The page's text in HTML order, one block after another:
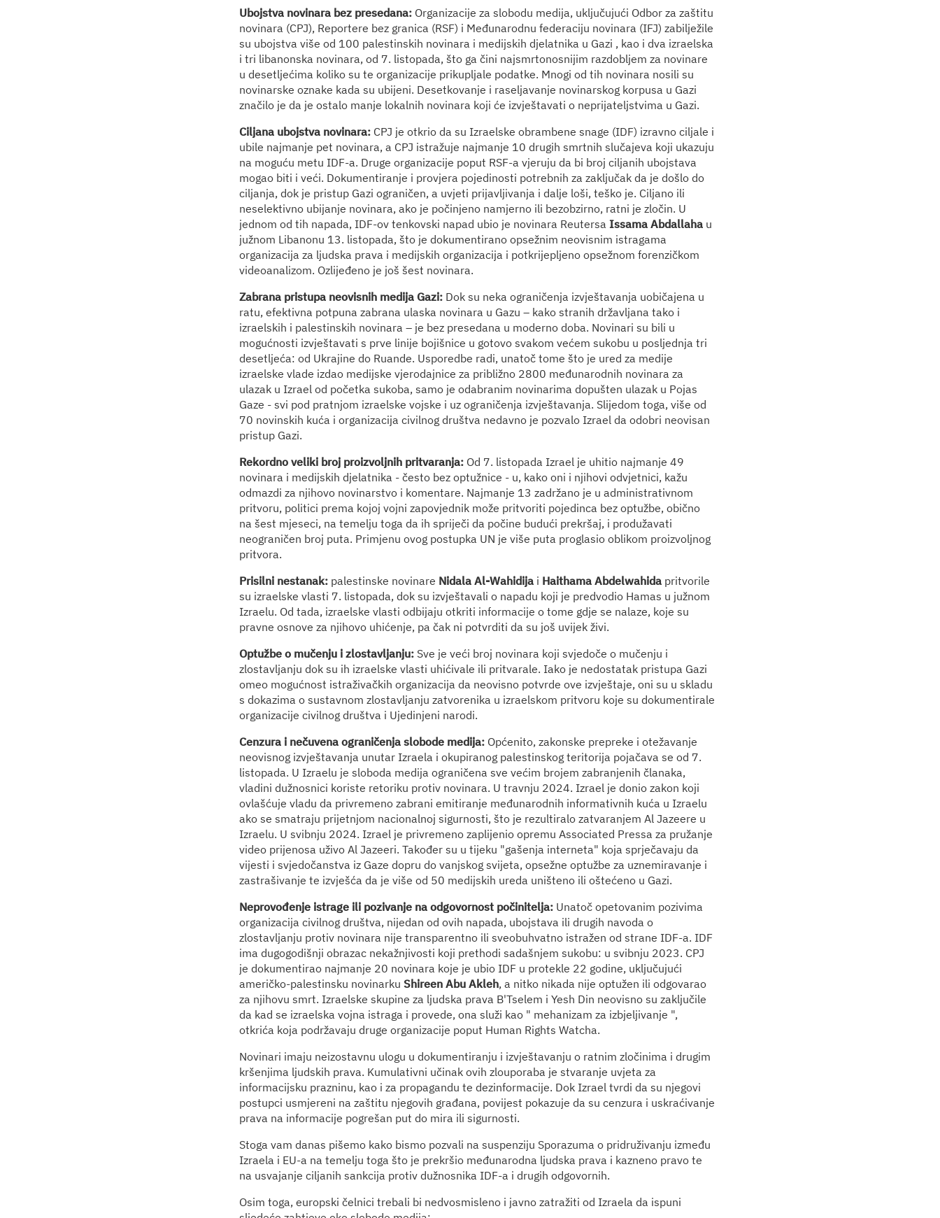
Ubojstva novinara bez presedana:Organizacije za slobodu medija, uključujući Odbor za zaštitu
novinara (CPJ), Reportere bez granica (RSF) i Međunarodnu federaciju novinara (IFJ) zabilježile
su ubojstva više od 100 palestinskih novinara i medijskih djelatnika u Gazi , kao i dva izraelska
i tri libanonska novinara, od 7. listopada, što ga čini najsmrtonosnijim razdobljem za novinare
u desetljećima koliko su te organizacije prikupljale podatke. Mnogi od tih novinara nosili su
novinarske oznake kada su ubijeni. Desetkovanje i raseljavanje novinarskog korpusa u Gazi
značilo je da je ostalo manje lokalnih novinara koji će izvještavati o neprijateljstvima u Gazi.
Ciljana ubojstva novinara:CPJ je otkrio da su Izraelske obrambene snage (IDF) izravno ciljale i
ubile najmanje pet novinara, a CPJ istražuje najmanje 10 drugih smrtnih slučajeva koji ukazuju
na moguću metu IDF-a. Druge organizacije poput RSF-a vjeruju da bi broj ciljanih ubojstava
mogao biti i veći. Dokumentiranje i provjera pojedinosti potrebnih za zaključak da je došlo do
ciljanja, dok je pristup Gazi ograničen, a uvjeti prijavljivanja i dalje loši, teško je. Ciljano ili
neselektivno ubijanje novinara, ako je počinjeno namjerno ili bezobzirno, ratni je zločin. U
jednom od tih napada, IDF-ov tenkovski napad ubio je novinara Reutersa Issama Abdallahau
južnom Libanonu 13. listopada, što je dokumentirano opsežnim neovisnim istragama
organizacija za ljudska prava i medijskih organizacija i potkrijepljeno opsežnom forenzičkom
videoanalizom. Ozlijeđeno je još šest novinara.
Zabrana pristupa neovisnih medija Gazi:Dok su neka ograničenja izvještavanja uobičajena u
ratu, efektivna potpuna zabrana ulaska novinara u Gazu – kako stranih državljana tako i
izraelskih i palestinskih novinara – je bez presedana u moderno doba. Novinari su bili u
mogućnosti izvještavati s prve linije bojišnice u gotovo svakom većem sukobu u posljednja tri
desetljeća: od Ukrajine do Ruande. Usporedbe radi, unatoč tome što je ured za medije
izraelske vlade izdao medijske vjerodajnice za približno 2800 međunarodnih novinara za
ulazak u Izrael od početka sukoba, samo je odabranim novinarima dopušten ulazak u Pojas
Gaze - svi pod pratnjom izraelske vojske i uz ograničenja izvještavanja. Slijedom toga, više od
70 novinskih kuća i organizacija civilnog društva nedavno je pozvalo Izrael da odobri neovisan
pristup Gazi.
Rekordno veliki broj proizvoljnih pritvaranja:Od 7. listopada Izrael je uhitio najmanje 49
novinara i medijskih djelatnika - često bez optužnice - u, kako oni i njihovi odvjetnici, kažu
odmazdi za njihovo novinarstvo i komentare. Najmanje 13 zadržano je u administrativnom
pritvoru, politici prema kojoj vojni zapovjednik može pritvoriti pojedinca bez optužbe, obično
na šest mjeseci, na temelju toga da ih spriječi da počine budući prekršaj, i produžavati
neograničen broj puta. Primjenu ovog postupka UN je više puta proglasio oblikom proizvoljnog
pritvora.
Prisilni nestanak:palestinske novinare Nidala Al-Wahidijai Haithama Abdelwahidapritvorile
su izraelske vlasti 7. listopada, dok su izvještavali o napadu koji je predvodio Hamas u južnom
Izraelu. Od tada, izraelske vlasti odbijaju otkriti informacije o tome gdje se nalaze, koje su
pravne osnove za njihovo uhićenje, pa čak ni potvrditi da su još uvijek živi.
Optužbe o mučenju i zlostavljanju:Sve je veći broj novinara koji svjedoče o mučenju i
zlostavljanju dok su ih izraelske vlasti uhićivale ili pritvarale. Iako je nedostatak pristupa Gazi
omeo mogućnost istraživačkih organizacija da neovisno potvrde ove izvještaje, oni su u skladu
s dokazima o sustavnom zlostavljanju zatvorenika u izraelskom pritvoru koje su dokumentirale
organizacije civilnog društva i Ujedinjeni narodi.
Cenzura i nečuvena ograničenja slobode medija:Općenito, zakonske prepreke i otežavanje
neovisnog izvještavanja unutar Izraela i okupiranog palestinskog teritorija pojačava se od 7.
listopada. U Izraelu je sloboda medija ograničena sve većim brojem zabranjenih članaka,
vladini dužnosnici koriste retoriku protiv novinara. U travnju 2024. Izrael je donio zakon koji
ovlašćuje vladu da privremeno zabrani emitiranje međunarodnih informativnih kuća u Izraelu
ako se smatraju prijetnjom nacionalnoj sigurnosti, što je rezultiralo zatvaranjem Al Jazeere u
Izraelu. U svibnju 2024. Izrael je privremeno zaplijenio opremu Associated Pressa za pružanje
video prijenosa uživo Al Jazeeri. Također su u tijeku "gašenja interneta" koja sprječavaju da
vijesti i svjedočanstva iz Gaze dopru do vanjskog svijeta, opsežne optužbe za uznemiravanje i
zastrašivanje te izvješća da je više od 50 medijskih ureda uništeno ili oštećeno u Gazi.
Neprovođenje istrage ili pozivanje na odgovornost počinitelja:Unatoč opetovanim pozivima
organizacija civilnog društva, nijedan od ovih napada, ubojstava ili drugih navoda o
zlostavljanju protiv novinara nije transparentno ili sveobuhvatno istražen od strane IDF-a. IDF
ima dugogodišnji obrazac nekažnjivosti koji prethodi sadašnjem sukobu: u svibnju 2023. CPJ
je dokumentirao najmanje 20 novinara koje je ubio IDF u protekle 22 godine, uključujući
američko-palestinsku novinarku Shireen Abu Akleh, a nitko nikada nije optužen ili odgovarao
za njihovu smrt. Izraelske skupine za ljudska prava B'Tselem i Yesh Din neovisno su zaključile
da kad se izraelska vojna istraga i provede, ona služi kao " mehanizam za izbjeljivanje ",
otkrića koja podržavaju druge organizacije poput Human Rights Watcha.
Novinari imaju neizostavnu ulogu u dokumentiranju i izvještavanju o ratnim zločinima i drugim
kršenjima ljudskih prava. Kumulativni učinak ovih zlouporaba je stvaranje uvjeta za
informacijsku prazninu, kao i za propagandu te dezinformacije. Dok Izrael tvrdi da su njegovi
postupci usmjereni na zaštitu njegovih građana, povijest pokazuje da su cenzura i uskraćivanje
prava na informacije pogrešan put do mira ili sigurnosti.
Stoga vam danas pišemo kako bismo pozvali na suspenziju Sporazuma o pridruživanju između
Izraela i EU-a na temelju toga što je prekršio međunarodna ljudska prava i kazneno pravo te
na usvajanje ciljanih sankcija protiv dužnosnika IDF-a i drugih odgovornih.
Osim toga, europski čelnici trebali bi nedvosmisleno i javno zatražiti od Izraela da ispuni